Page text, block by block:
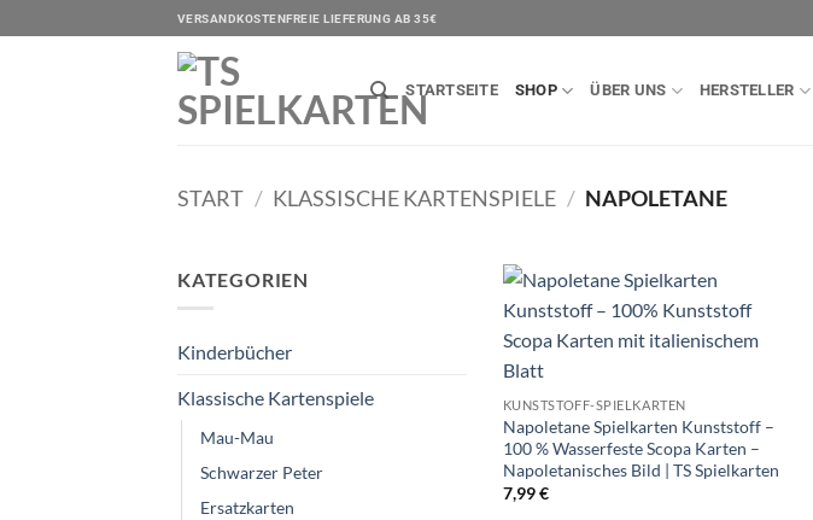
Inhalt
VERSANDKOSTENFREIE LIEFERUNG AB 35€
STARTSEITE SHOP ÜBER UNS HERSTELLER
START / KLASSISCHE KARTENSPIELE / NAPOLETANE
KATEGORIEN
Kinderbücher
Klassische Kartenspiele
Mau-Mau
Schwarzer Peter
Ersatzkarten
KUNSTSTOFF-SPIELKARTEN
Napoletane Spielkarten Kunststoff –
100 % Wasserfeste Scopa Karten –
Napoletanisches Bild | TS Spielkarten
7,99€